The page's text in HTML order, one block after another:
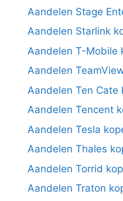
Aandelen Stage
Aandelen Starlink
Aandelen T-Mobile
Aandelen
Aandelen Ten Cate
Aandelen Tencent
Aandelen Tesla
Aandelen Thales
Aandelen Torrid
Aandelen Traton